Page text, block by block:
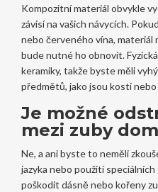
Kompozitní materiál obvykle
závisí na vašich návycích.
nebo červeného vína, materiál
bude nutné ho obnovit.
keramiky, takže byste měli
předmětů, jako jsou kosti nebo
Je možné
mezi zuby
Ne, a ani byste to neměli
jazyka nebo použití
poškodit dásně nebo kořeny